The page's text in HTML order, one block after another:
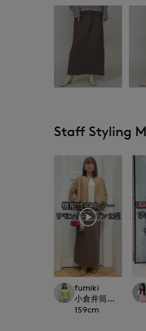
Staff Styling
fumiki
小倉井筒屋
159cm